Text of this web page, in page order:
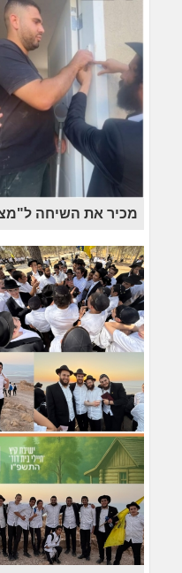
מכיר את השיחה